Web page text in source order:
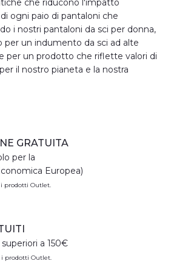
che riducono l'impatto
ogni paio di pantaloni che
i nostri pantaloni da sci per donna,
per un indumento da sci ad alte
per un prodotto che riflette valori di
il nostro pianeta e la nostra
GRATUITA
per la
Europea)
prodotti Outlet.
a 150€
prodotti Outlet.